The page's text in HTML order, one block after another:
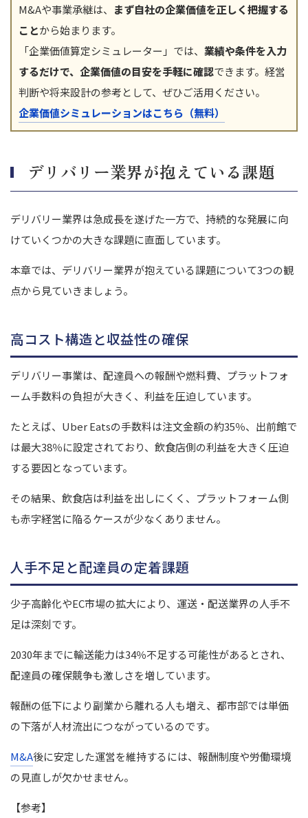
M&Aや事業承継は、 まず自社の企業価値を正しく把握する
ことから始まります。
「企業価値算定シミュレーター」では、 業績や条件を入力
するだけで、企業価値の目安を手軽に確認できます。経営
判断や将来設計の参考として、ぜひご活用ください。
企業価値シミュレーションはこちら（無料）
デリバリー業界が抱えている課題
デリバリー業界は急成長を遂げた一方で、持続的な発展に向
けていくつかの大きな課題に直面しています。
本章では、デリバリー業界が抱えている課題について3つの観
点から見ていきましょう。
高コスト構造と収益性の確保
デリバリー事業は、配達員への報酬や燃料費、プラットフォ
ーム手数料の負担が大きく、利益を圧迫しています。
たとえば、Uber Eatsの手数料は注文金額の約35％、出前館で
は最大38％に設定されており、飲食店側の利益を大きく圧迫
する要因となっています。
その結果、飲食店は利益を出しにくく、プラットフォーム側
も赤字経営に陥るケースが少なくありません。
人手不足と配達員の定着課題
少子高齢化やEC市場の拡大により、運送・配送業界の人手不
足は深刻です。
2030年までに輸送能力は34％不足する可能性があるとされ、
配達員の確保競争も激しさを増しています。
報酬の低下により副業から離れる人も増え、都市部では単価
の下落が人材流出につながっているのです。
M&A後に安定した運営を維持するには、報酬制度や労働環境
の見直しが欠かせません。
【参考】